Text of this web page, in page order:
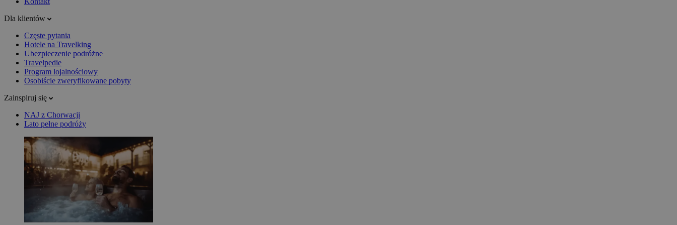
Dla klientów
Częste pytania
Hotele na Travelking
Ubezpieczenie podróżne
Travelpedie
Program lojalnościowy
Osobiście zweryfikowane pobyty
Zainspiruj się
NAJ z Chorwacji
Lato pełne podróży